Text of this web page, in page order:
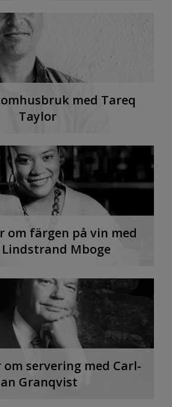
med Tareq
Taylor
om färgen på vin med
Lindstrand Mboge
om servering med Carl-
Granqvist